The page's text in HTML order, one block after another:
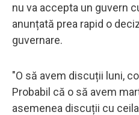
nu va accepta un guvern
anunțată prea rapid o
guvernare.
"O să avem discuții luni,
Probabil că o să avem
asemenea discuții cu